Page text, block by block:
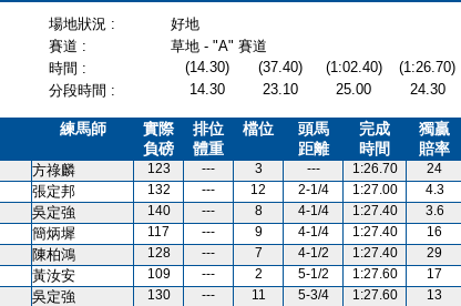
場地狀況 :
好地
賽道 :
草地 - "A" 賽道
時間 : (14.30) (37.40) (1:02.40)
(1:26.70)
分段時間 :
14.30 23.10 25.00 24.30
練馬師
實際
負磅
排位
體重
檔位
頭馬
距離
完成
時間
獨贏
賠率
方祿麟 123 --- 3 --- 1:26.70
24
張定邦 132 --- 12 2-1/4 1:27.00
4.3
吳定強 140 --- 8 4-1/4 1:27.40
3.6
簡炳墀 117 --- 9 4-1/4 1:27.40
16
陳柏鴻 128 --- 7 4-1/2 1:27.40
29
黃汝安 109 --- 2 5-1/2 1:27.60
17
吳定強 130 --- 11 5-3/4 1:27.60
13